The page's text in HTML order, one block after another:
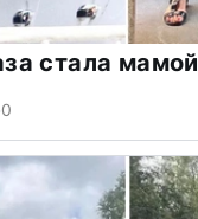
стала мамой
0